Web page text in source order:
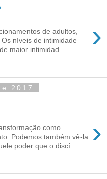
›
de adultos,
níveis de intimidade
maior intimidad...
2017
›
como
Podemos também vê-la
poder que o discí...